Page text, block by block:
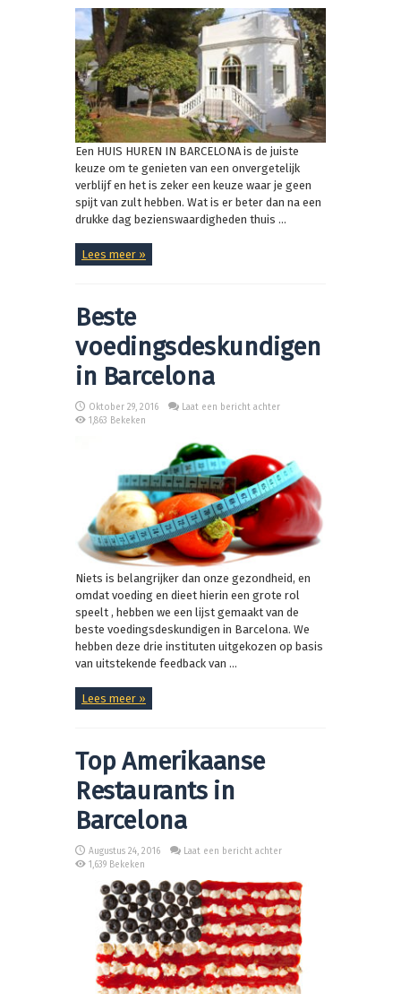
Een HUIS HUREN IN BARCELONA is de juiste
keuze om te genieten van een onvergetelijk
verblijf en het is zeker een keuze waar je geen
spijt van zult hebben. Wat is er beter dan na een
drukke dag bezienswaardigheden thuis ...
Lees meer »
Beste
voedingsdeskundigen
in Barcelona
Oktober 29, 2016
Laat een bericht achter
1,863 Bekeken
Niets is belangrijker dan onze gezondheid, en
omdat voeding en dieet hierin een grote rol
speelt , hebben we een lijst gemaakt van de
beste voedingsdeskundigen in Barcelona. We
hebben deze drie instituten uitgekozen op basis
van uitstekende feedback van ...
Lees meer »
Top Amerikaanse
Restaurants in
Barcelona
Augustus 24, 2016
Laat een bericht achter
1,639 Bekeken